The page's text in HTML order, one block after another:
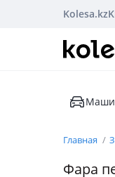
Kolesa.kz
Главная
Фара